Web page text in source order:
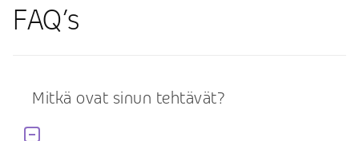
FAQ’s
Mitkä ovat sinun tehtävät?